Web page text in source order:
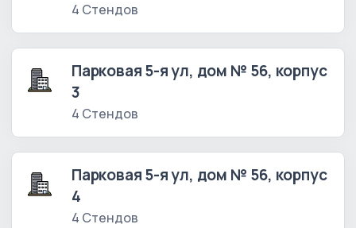
4 Стендов
Парковая 5-я ул, дом № 56, корпус
3
4 Стендов
Парковая 5-я ул, дом № 56, корпус
4
4 Стендов